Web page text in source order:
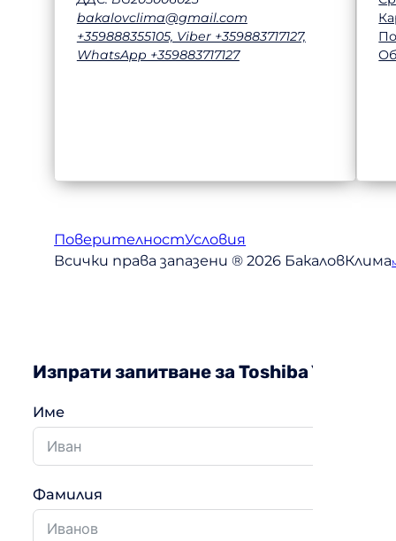
bakalovclima@gmail.com
+359888355105, Viber +359883717127,
WhatsApp +359883717127
ПоверителностУсловия
Всички права запазени ® 2026 БакаловКлима
Изпрати запитване за Toshiba Yukai+
Име
Фамилия